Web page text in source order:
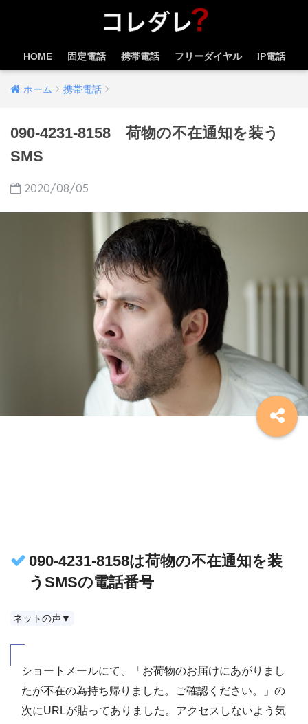
HOME 固定電話 携帯電話 フリーダイヤル IP電話
ホーム 携帯電話
090-4231-8158 荷物の不在通知を装う
SMS
2020/08/05
090-4231-8158は荷物の不在通知を装
うSMSの電話番号
ネットの声▼
ショートメールにて、「お荷物のお届けにあがりまし
たが不在の為持ち帰りました。ご確認ください。」の
次にURLが貼ってありました。アクセスしないよう気